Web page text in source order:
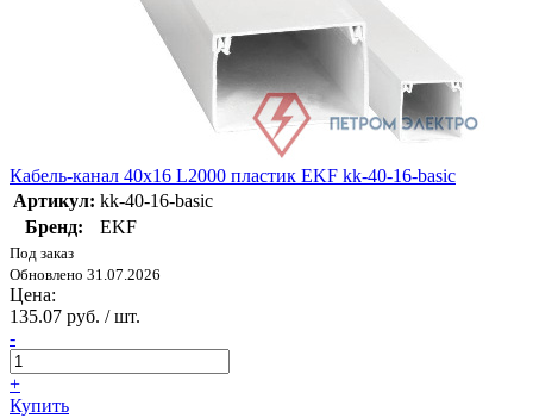
Кабель-канал 40х16 L2000 пластик EKF kk-40-16-basic
Артикул: kk-40-16-basic
Бренд:
EKF
Под заказ
Обновлено 31.07.2026
Цена:
135.07 руб. / шт.
-
+
Купить